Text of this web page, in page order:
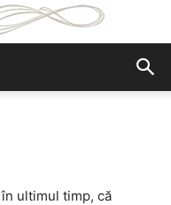
ultimul timp, că